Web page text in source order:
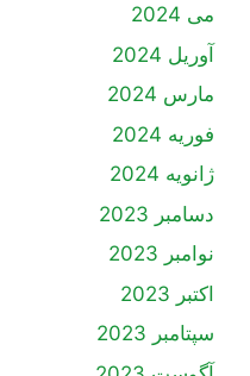
می 2024
آوریل 2024
مارس 2024
فوریه 2024
ژانویه 2024
دسامبر 2023
نوامبر 2023
اکتبر 2023
سپتامبر 2023